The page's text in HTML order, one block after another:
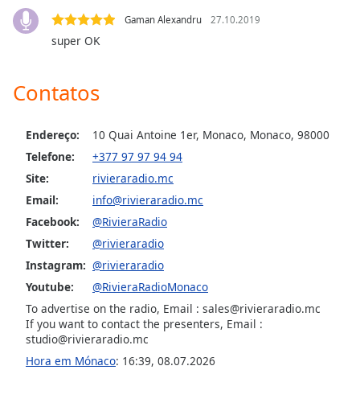
Family
Done
Close
dialog
window.
Gaman Alexandru 27.10.2019
super OK
Contatos
Endereço:
10 Quai Antoine 1er, Monaco, Monaco, 98000
Telefone:
+377 97 97 94 94
Site:
rivieraradio.mc
Email:
info@rivieraradio.mc
Facebook:
@RivieraRadio
Twitter:
@rivieraradio
Instagram: @rivieraradio
Youtube:
@RivieraRadioMonaco
To advertise on the radio, Email : sales@rivieraradio.mc
If you want to contact the presenters, Email :
studio@rivieraradio.mc
Hora em Mónaco: 16:39, 08.07.2026